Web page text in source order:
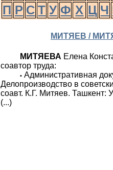
П Р С Т У Ф Х Ц Ч
МИТЯЕВ /
МИТЯЕВА Елена
соавтор труда:
• Административная
Делопроизводство в
соавт. К.Г. Митяев. Ташкент:
(...)